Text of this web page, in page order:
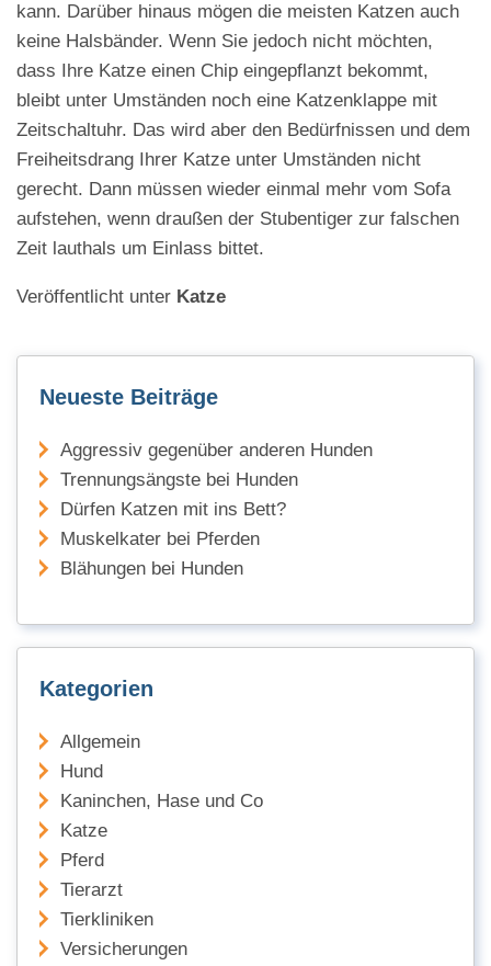
kann. Darüber hinaus mögen die meisten Katzen auch
keine Halsbänder. Wenn Sie jedoch nicht möchten,
dass Ihre Katze einen Chip eingepflanzt bekommt,
bleibt unter Umständen noch eine Katzenklappe mit
Zeitschaltuhr. Das wird aber den Bedürfnissen und dem
Freiheitsdrang Ihrer Katze unter Umständen nicht
gerecht. Dann müssen wieder einmal mehr vom Sofa
aufstehen, wenn draußen der Stubentiger zur falschen
Zeit lauthals um Einlass bittet.
Veröffentlicht unter Katze
Neueste Beiträge
Aggressiv gegenüber anderen Hunden
Trennungsängste bei Hunden
Dürfen Katzen mit ins Bett?
Muskelkater bei Pferden
Blähungen bei Hunden
Kategorien
Allgemein
Hund
Kaninchen, Hase und Co
Katze
Pferd
Tierarzt
Tierkliniken
Versicherungen